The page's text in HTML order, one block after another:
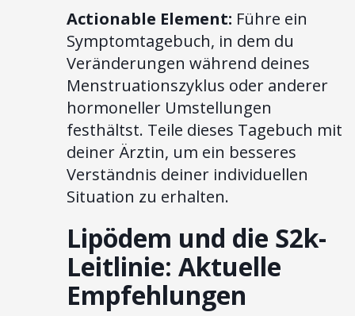
Actionable Element: Führe ein
Symptomtagebuch, in dem du
Veränderungen während deines
Menstruationszyklus oder anderer
hormoneller Umstellungen
festhältst. Teile dieses Tagebuch mit
deiner Ärztin, um ein besseres
Verständnis deiner individuellen
Situation zu erhalten.
Lipödem und die S2k-
Leitlinie: Aktuelle
Empfehlungen